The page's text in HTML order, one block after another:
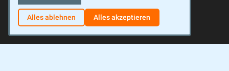
Alles ablehnen Alles akzeptieren